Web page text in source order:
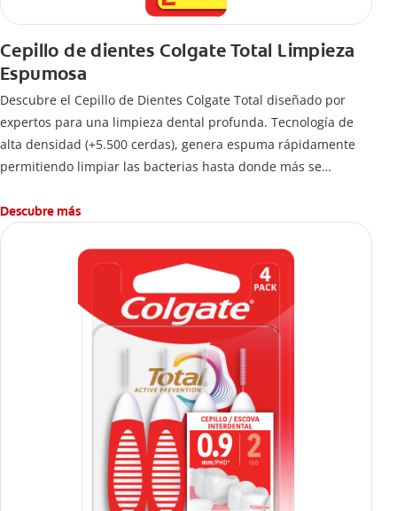
Cepillo de dientes Colgate Total Limpieza
Espumosa
Descubre el Cepillo de Dientes Colgate Total diseñado por
expertos para una limpieza dental profunda. Tecnología de
alta densidad (+5.500 cerdas), genera espuma rápidamente
permitiendo limpiar las bacterias hasta donde más se
Descubre más